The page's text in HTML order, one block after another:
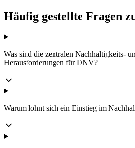
Häufig gestellte Fragen
Was sind die zentralen Nachhaltigkeits-
Herausforderungen für DNV?
Warum lohnt sich ein Einstieg im